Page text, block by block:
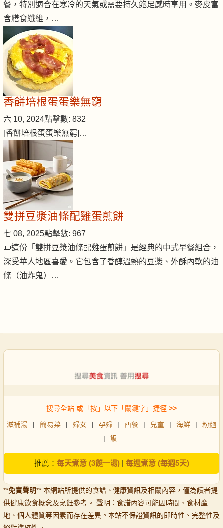
餐，特別適合在寒冷的天氣或需要持久飽足感時享用。麥皮富
含膳食纖維，…
香餅培根蛋蛋樂無窮
六 10, 2024點擊數: 832
[香餅培根蛋蛋樂無窮]…
雙拼豆漿油條配雞蛋煎餅
七 08, 2025點擊數: 967
📜這份「雙拼豆漿油條配雞蛋煎餅」是經典的中式早餐組合，
深受華人地區喜愛。它包含了香醇溫熱的豆漿、外酥內軟的油
條（油炸鬼）…
搜尋全站 或「按」以下「關鍵字」捷徑 >>
滋補湯 | 簡易菜 | 婦女 | 孕婦 | 西餐 | 兒童 | 海鮮 |
粉麵
|
飯
推薦： 每天煮意 (3餸一湯)| 每週煮意 (每週5天)
**免責聲明** 本網站所提供的食譜、健康資訊及相關內容，僅為讀者提
供健康飲食概念及烹飪參考。 聲明：食譜內容可能因時間、食材產
地、個人體質等因素而存在差異。本站不保證資訊的即時性、完整性及